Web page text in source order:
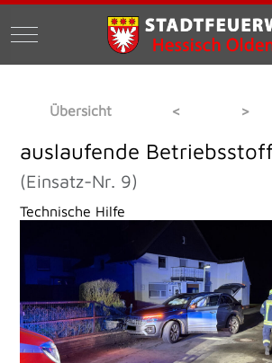
Mobile Menu Toggle
Übersicht < >
auslaufende
(Einsatz-Nr. 9)
Technische Hilfe